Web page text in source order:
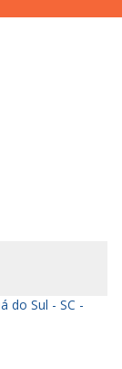
do Sul - SC -